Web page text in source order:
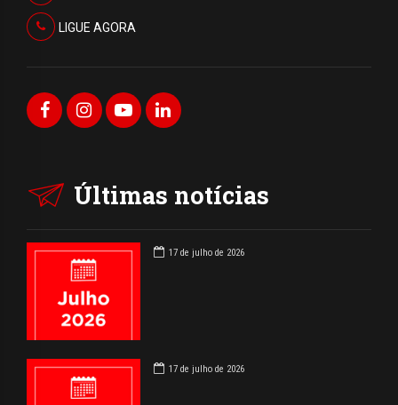
LIGUE AGORA
Últimas notícias
17 de julho de 2026
17 de julho de 2026